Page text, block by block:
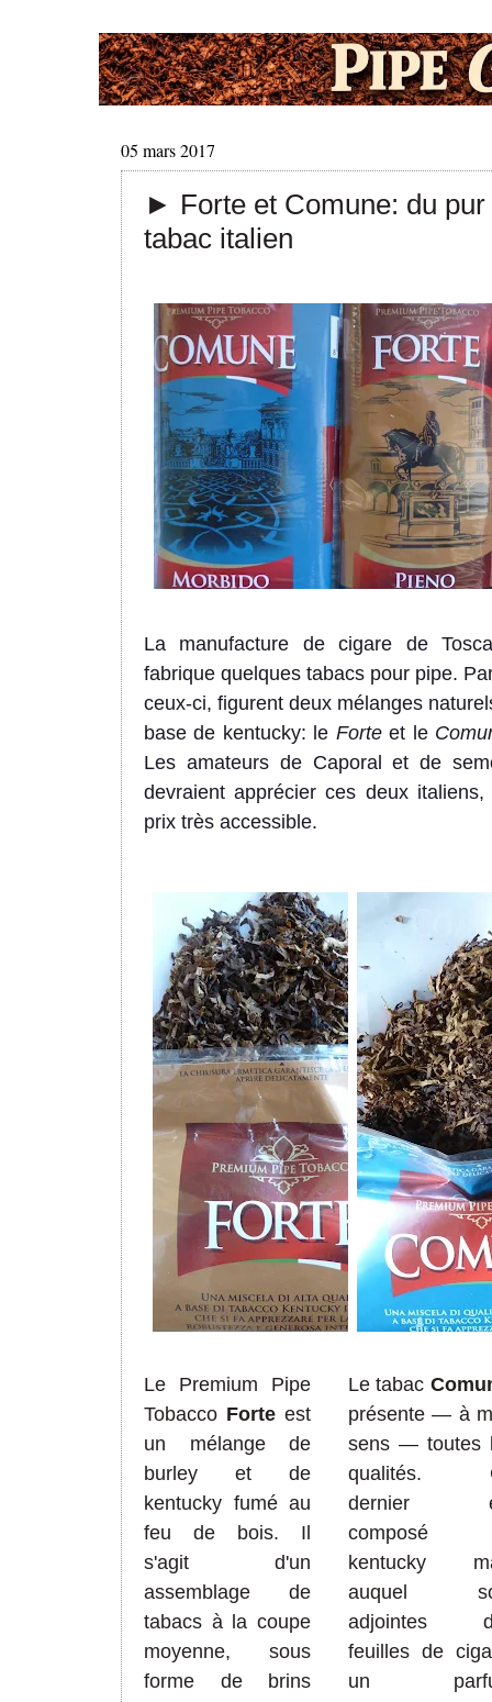
05 mars 2017
► Forte et Comune: du pur
tabac italien
La manufacture de cigare de
fabrique quelques tabacs pour pipe.
ceux-ci, figurent deux mélanges
base de kentucky: le Forteet le
Les amateurs de Caporal et de
devraient apprécierces deux italiens,
prix très accessible.
Le Premium Pipe
Tobacco Forte est
un mélange
de
burley et de
kentucky fuméau
feu de bois. Il
s'agit d'un
assemblage de
tabacs à la coupe
moyenne,
sous
forme de brins
Letabac
présente— à
sens — toutes
qualités.
dernier
composé
kentucky
auquel
adjointes
feuilles de
un